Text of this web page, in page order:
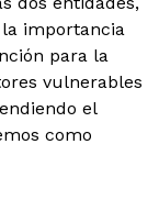
importancia
para la
vulnerables
el
como